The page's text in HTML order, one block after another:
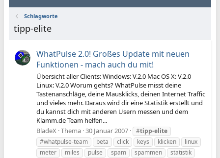
Schlagworte
tipp-elite
WhatPulse 2.0! Großes Update mit neuen
Funktionen - mach auch du mit!
Übersicht aller Clients: Windows: V.2.0 Mac OS X: V.2.0
Linux: V.2.0 Worum gehts? WhatPulse misst deine
Tastenanschläge, deine Mausklicks, deinen Internet Traffic
und vieles mehr. Daraus wird dir eine Statistik erstellt und
du kannst dich mit anderen Usern messen und dem
Klamm.de Team helfen...
BladeX Thema 30 Januar 2007 #tipp-elite
#whatpulse-team
beta click keys klicken
linux
meter
miles pulse spam spammen
statistik